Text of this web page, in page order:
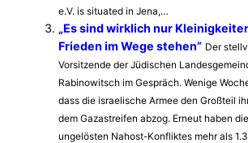
e.V. is situated in Jena,…
„Es sind wirklich nur
Frieden im Wege stehen” Der
Vorsitzende der Jüdischen
Rabinowitsch im Gespräch. Wenige
dass die israelische Armee den Großteil
dem Gazastreifen abzog. Erneut haben
ungelösten Nahost-Konfliktes mehr als